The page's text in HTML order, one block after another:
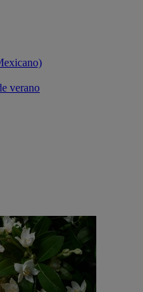
verano